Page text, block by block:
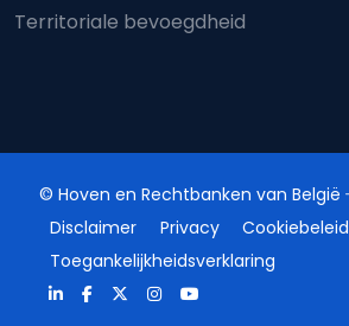
Territoriale bevoegdheid
© Hoven en Rechtbanken van België
Disclaimer
Privacy
Cookiebeleid
Toegankelijkheidsverklaring